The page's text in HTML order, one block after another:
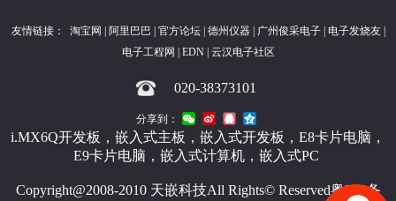
友情链接： 淘宝网 阿里巴巴 官方论坛 德州仪器 广州俊采电子 电子发烧友
电子工程网
EDN 云汉电子社区
020-38373101
分享到：
i.MX6Q开发板，嵌入式主板，嵌入式开发板， E8卡片电脑，
E9卡片电脑， 嵌入式计算机，嵌入式PC
Copyright@2008-2010 天嵌科技All Rights© Reserved粤ICP备